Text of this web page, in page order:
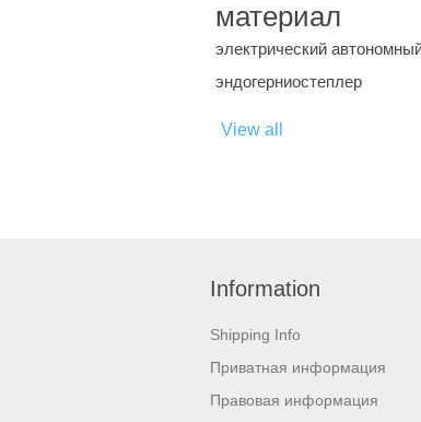
материал
электрический
эндогерниостеплер
View all
Information
Shipping Info
Приватная информация
Правовая информация